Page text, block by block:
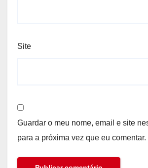
Site
Guardar o meu nome, email e site
para a próxima vez que eu comentar.